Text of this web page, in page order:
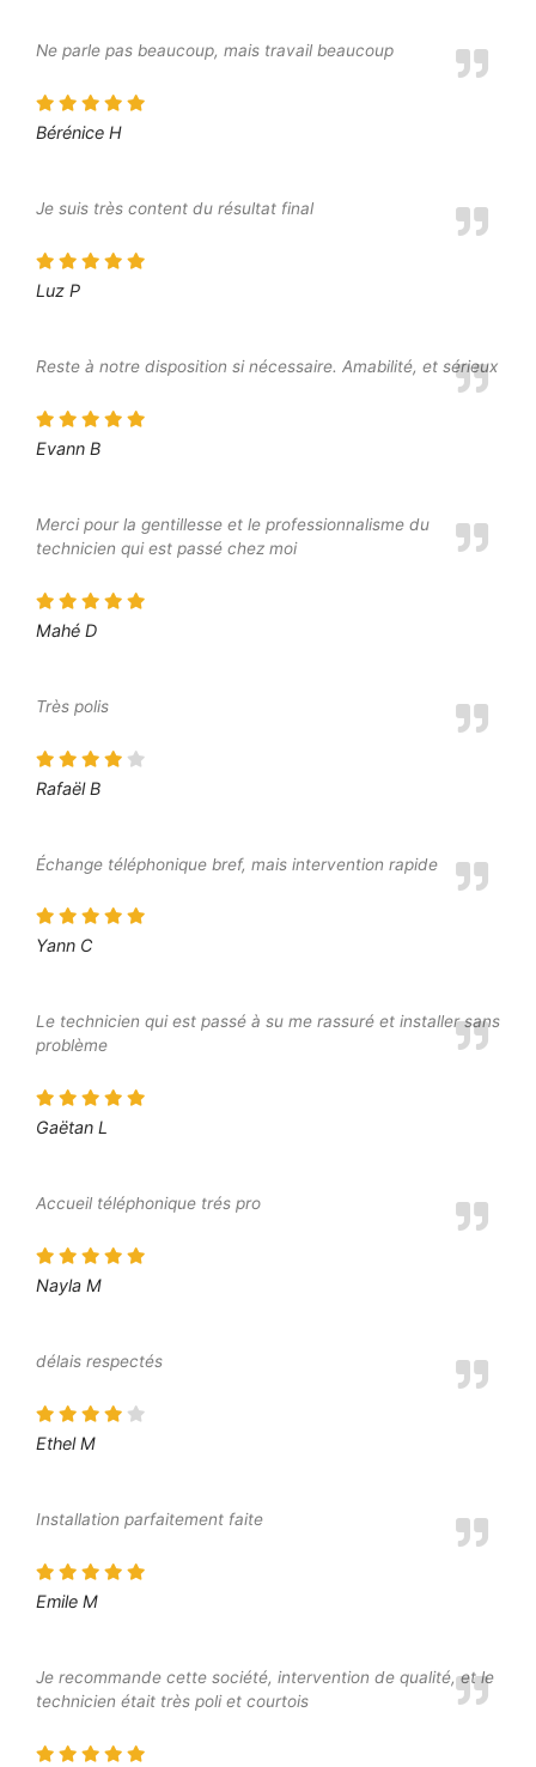
Ne parle pas beaucoup, mais travail beaucoup
Bérénice H
Je suis très content du résultat final
Luz P
Reste à notre disposition si nécessaire. Amabilité, et sérieux
Evann B
Merci pour la gentillesse et le professionnalisme du
technicien qui est passé chez moi
Mahé D
Très polis
Rafaël B
Échange téléphonique bref, mais intervention rapide
Yann C
Le technicien qui est passé à su me rassuré et installer sans
problème
Gaëtan L
Accueil téléphonique trés pro
Nayla M
délais respectés
Ethel M
Installation parfaitement faite
Emile M
Je recommande cette société, intervention de qualité, et le
technicien était très poli et courtois